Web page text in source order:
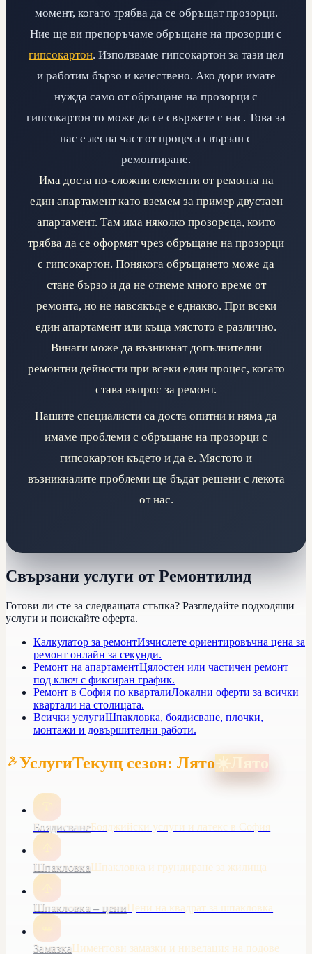
момент, когато трябва да се обръщат прозорци.
Ние ще ви препоръчаме обръщане на прозорци с
гипсокартон. Използваме гипсокартон за тази цел
и работим бързо и качествено. Ако дори имате
нужда само от обръщане на прозорци с
гипсокартон то може да се свържете с нас. Това за
нас е лесна част от процеса свързан с
ремонтиране.
Има доста по-сложни елементи от ремонта на
един апартамент като вземем за пример двустаен
апартамент. Там има няколко прозореца, които
трябва да се оформят чрез обръщане на прозорци
с гипсокартон. Понякога обръщането може да
стане бързо и да не отнеме много време от
ремонта, но не навсякъде е еднакво. При всеки
един апартамент или къща мястото е различно.
Винаги може да възникнат допълнителни
ремонтни дейности при всеки един процес, когато
става въпрос за ремонт.
Нашите специалисти са доста опитни и няма да
имаме проблеми с обръщане на прозорци с
гипсокартон където и да е. Мястото и
възникналите проблеми ще бъдат решени с лекота
от нас.
Свързани услуги от Ремонтилид
Готови ли сте за следващата стъпка? Разгледайте подходящи
услуги и поискайте оферта.
Калкулатор за ремонтИзчислете ориентировъчна цена за
ремонт онлайн за секунди.
Ремонт на апартаментЦялостен или частичен ремонт
под ключ с фиксиран график.
Ремонт в София по кварталиЛокални оферти за всички
квартали на столицата.
Всички услугиШпакловка, боядисване, плочки,
монтажи и довършителни работи.
УслугиТекущ сезон: Лято☀️Лято
БоядисванеБояджийски услуги и латекс в София
ШпакловкаШпакловка и грундиране за жилища
Шпакловка – цениЦени на квадрат за шпакловка
ЗамазкаЦиментови замазки и нивелация на подове